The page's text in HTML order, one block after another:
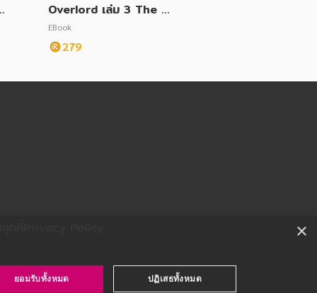
Overlord เล่ม 3 The b
loody Valkyrie วัลคีรีสี
เลือด
EBook
279
×
ยอมรับทั้งหมด ปฏิเสธทั้งหมด